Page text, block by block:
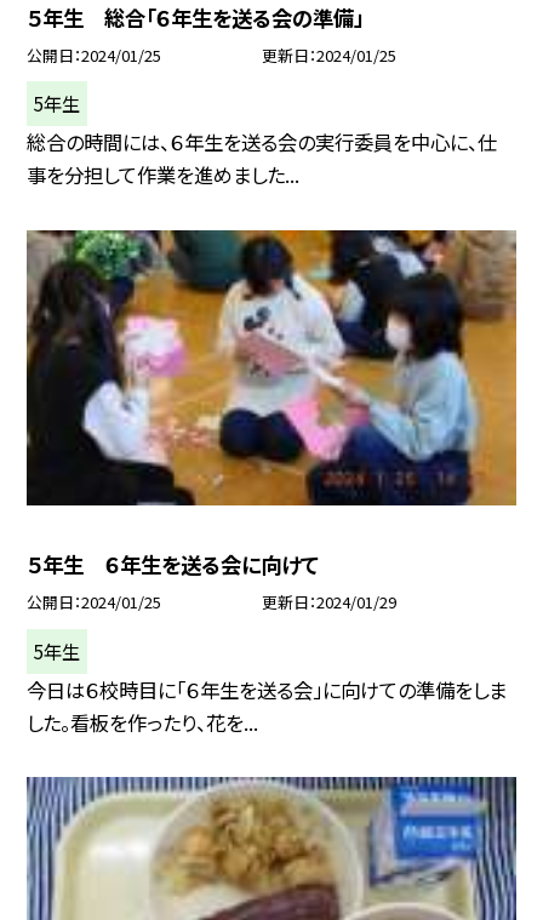
５年生 総合「６年生を送る会の準備」
公開日 2024/01/25 更新日 2024/01/25
5年生
総合の時間には、６年生を送る会の実行委員を中心に、仕
事を分担して作業を進めました...
５年生 ６年生を送る会に向けて
公開日 2024/01/25 更新日 2024/01/29
5年生
今日は６校時目に「６年生を送る会」に向けての準備をしま
した。看板を作ったり、花を...